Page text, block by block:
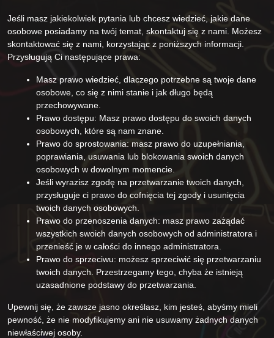
Jeśli masz jakiekolwiek pytania lub chcesz wiedzieć, jakie dane
osobowe posiadamy na twój temat, skontaktuj się z nami. Możesz
skontaktować się z nami, korzystając z poniższych informacji.
Przysługują Ci następujące prawa:
Masz prawo wiedzieć, dlaczego potrzebne są twoje dane
osobowe, co się z nimi stanie i jak długo będą
przechowywane.
Prawo dostępu: Masz prawo dostępu do swoich danych
osobowych, które są nam znane.
Prawo do sprostowania: masz prawo do uzupełniania,
poprawiania, usuwania lub blokowania swoich danych
osobowych w dowolnym momencie.
Jeśli wyrazisz zgodę na przetwarzanie twoich danych,
przysługuje ci prawo do cofnięcia tej zgody i usunięcia
twoich danych osobowych.
Prawo do przenoszenia danych: masz prawo zażądać
wszystkich swoich danych osobowych od administratora i
przenieść je w całości do innego administratora.
Prawo do sprzeciwu: możesz sprzeciwić się przetwarzaniu
twoich danych. Przestrzegamy tego, chyba że istnieją
uzasadnione podstawy do przetwarzania.
Upewnij się, że zawsze jasno określasz, kim jesteś, abyśmy mieli
pewność, że nie modyfikujemy ani nie usuwamy żadnych danych
niewłaściwej osoby.